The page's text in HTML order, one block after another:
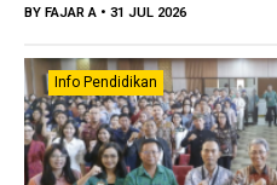
BY FAJAR A • 31 JUL 2026
Info Pendidikan